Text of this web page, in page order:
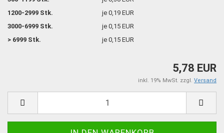
1200-2999 Stk.
je 0,19 EUR
3000-6999 Stk.
je 0,15 EUR
> 6999 Stk.
je 0,15 EUR
5,78 EUR
inkl. 19% MwSt. zzgl. Versand